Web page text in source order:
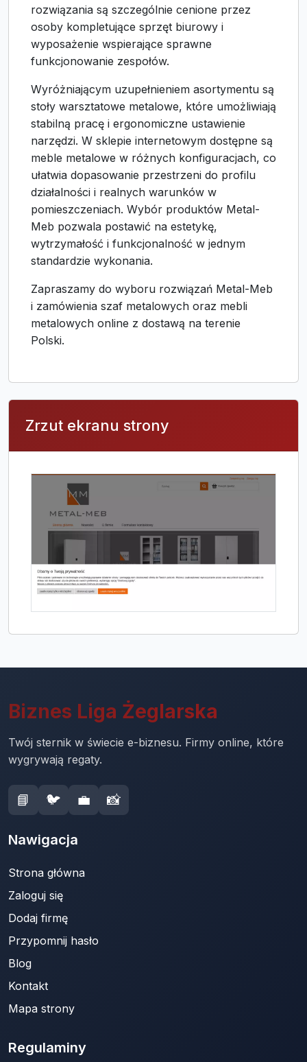
rozwiązania są szczególnie cenione przez
osoby kompletujące sprzęt biurowy i
wyposażenie wspierające sprawne
funkcjonowanie zespołów.
Wyróżniającym uzupełnieniem asortymentu są
stoły warsztatowe metalowe, które umożliwiają
stabilną pracę i ergonomiczne ustawienie
narzędzi. W sklepie internetowym dostępne są
meble metalowe w różnych konfiguracjach, co
ułatwia dopasowanie przestrzeni do profilu
działalności i realnych warunków w
pomieszczeniach. Wybór produktów Metal-
Meb pozwala postawić na estetykę,
wytrzymałość i funkcjonalność w jednym
standardzie wykonania.
Zapraszamy do wyboru rozwiązań Metal-Meb
i zamówienia szaf metalowych oraz mebli
metalowych online z dostawą na terenie
Polski.
Zrzut ekranu strony
Biznes Liga Żeglarska
Twój sternik w świecie e-biznesu. Firmy online, które
wygrywają regaty.
📘 🐦 💼 📸
Nawigacja
Strona główna
Zaloguj się
Dodaj firmę
Przypomnij hasło
Blog
Kontakt
Mapa strony
Regulaminy